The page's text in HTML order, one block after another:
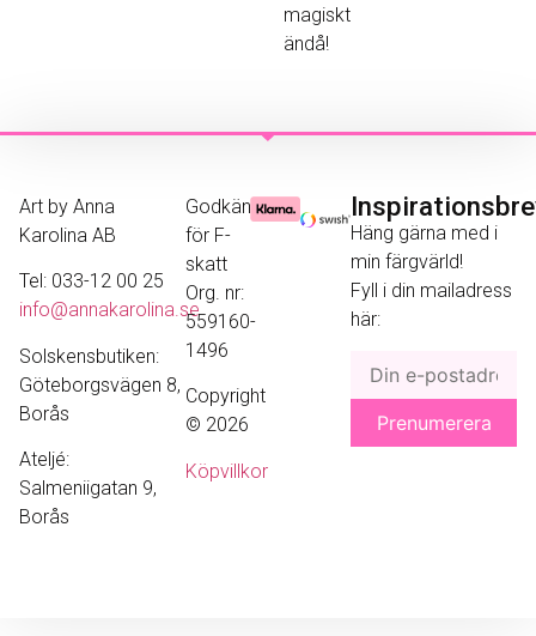
magiskt
ändå!
Art by Anna
Karolina AB
Tel: 033-12 00 25
info@annakarolina.se
Solskensbutiken:
Göteborgsvägen 8,
Borås
Ateljé:
Salmeniigatan 9,
Borås
Godkänd
för F-
skatt
Org. nr:
559160-
1496
Copyright
© 2026
Köpvillkor
Häng gärna med i
min färgvärld!
Fyll i din mailadress
här: